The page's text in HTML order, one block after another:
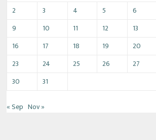
2
3 4 5 6
9
10 11 12 13
16
17 18 19 20
23
24 25 26 27
30
31
« Sep Nov »